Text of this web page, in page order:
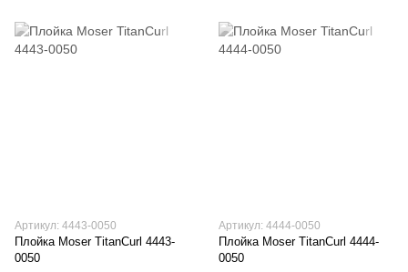
Артикул: 4443-0050
Плойка Moser TitanCurl 4443-
0050
Артикул: 4444-0050
Плойка Moser TitanCurl 4444-
0050